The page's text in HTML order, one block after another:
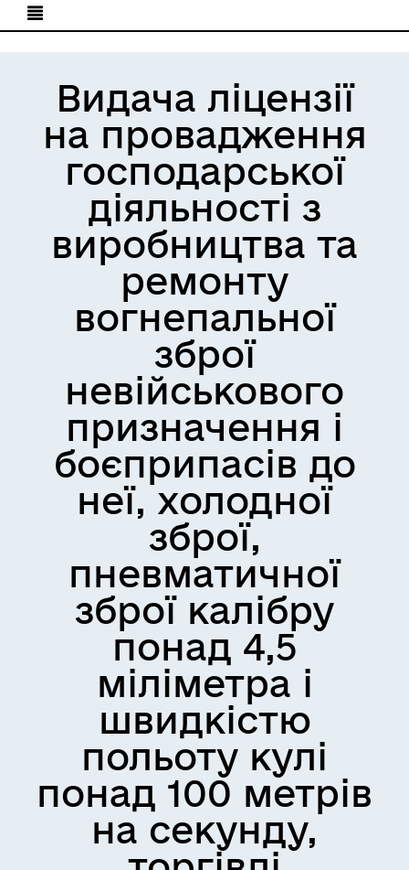
Видача ліцензії
на провадження
господарської
діяльності з
виробництва та
ремонту
вогнепальної
зброї
невійськового
призначення і
боєприпасів до
неї, холодної
зброї,
пневматичної
зброї калібру
понад 4,5
міліметра і
швидкістю
польоту кулі
понад 100 метрів
на секунду,